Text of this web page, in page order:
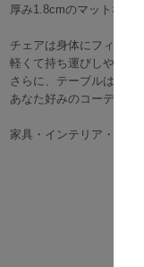
厚み1.8cmのマットな質
チェアは身体にフィット
軽くて持ち運びしやすく
さらに、テーブルは脚カ
あなた好みのコーディネ
家具・インテリア・雑貨